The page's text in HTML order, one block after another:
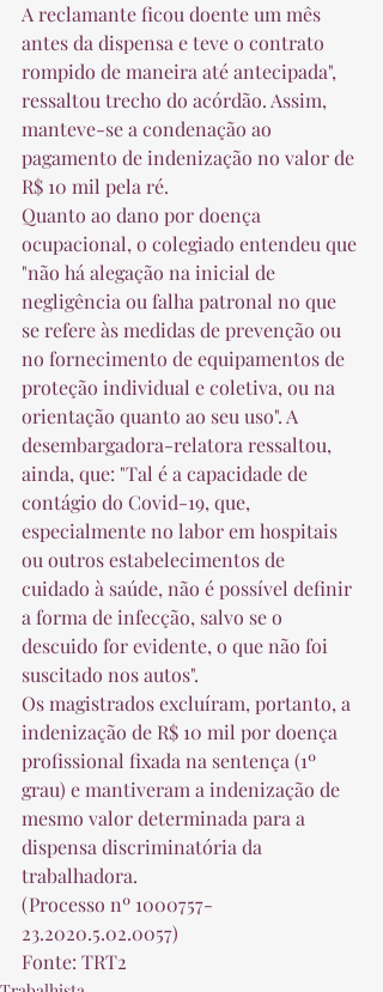
A reclamante ficou doente um mês
antes da dispensa e teve o contrato
rompido de maneira até antecipada",
ressaltou trecho do acórdão. Assim,
manteve-se a condenação ao
pagamento de indenização no valor de
R$ 10 mil pela ré.
Quanto ao dano por doença
ocupacional, o colegiado entendeu que
"não há alegação na inicial de
negligência ou falha patronal no que
se refere às medidas de prevenção ou
no fornecimento de equipamentos de
proteção individual e coletiva, ou na
orientação quanto ao seu uso". A
desembargadora-relatora ressaltou,
ainda, que: "Tal é a capacidade de
contágio do Covid-19, que,
especialmente no labor em hospitais
ou outros estabelecimentos de
cuidado à saúde, não é possível definir
a forma de infecção, salvo se o
descuido for evidente, o que não foi
suscitado nos autos".
Os magistrados excluíram, portanto, a
indenização de R$ 10 mil por doença
profissional fixada na sentença (1º
grau) e mantiveram a indenização de
mesmo valor determinada para a
dispensa discriminatória da
trabalhadora.
(Processo nº 1000757-
23.2020.5.02.0057)
Fonte: TRT2